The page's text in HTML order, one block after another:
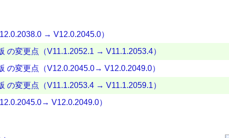
→ V12.0.2045.0）
の変更点（V11.1.2052.1 → V11.1.2053.4）
の変更点（V12.0.2045.0→ V12.0.2049.0）
の変更点（V11.1.2053.4 → V11.1.2059.1）
V12.0.2049.0）